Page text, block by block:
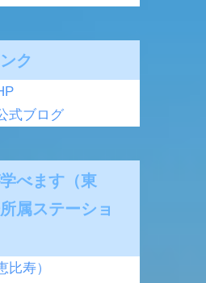
ク
式ブログ
べます（東
属ステーショ
寿）